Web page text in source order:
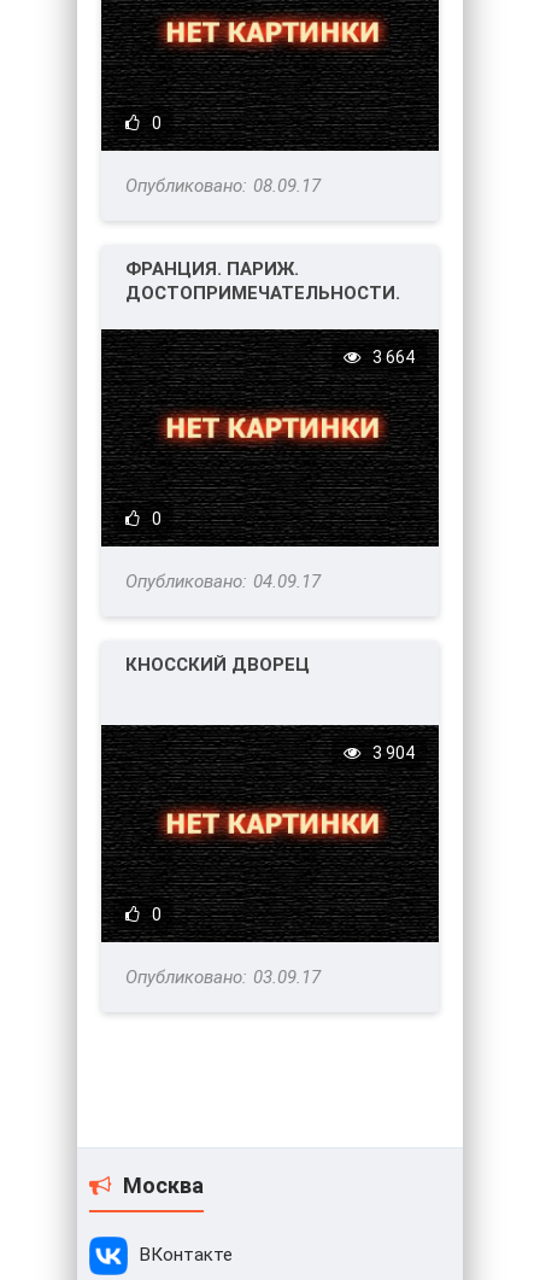
0
08.09.17
ФРАНЦИЯ. ПАРИЖ.
ДОСТОПРИМЕЧАТЕЛЬНОСТИ.
0
3 664
04.09.17
КНОССКИЙ ДВОРЕЦ
0
3 904
03.09.17
Москва
ВКонтакте